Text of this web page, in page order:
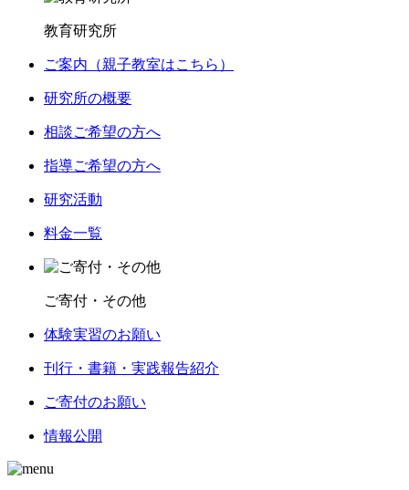
教育研究所
ご案内（親子教室はこちら）
研究所の概要
相談ご希望の方へ
指導ご希望の方へ
研究活動
料金一覧
ご寄付・その他
体験実習のお願い
刊行・書籍・実践報告紹介
ご寄付のお願い
情報公開